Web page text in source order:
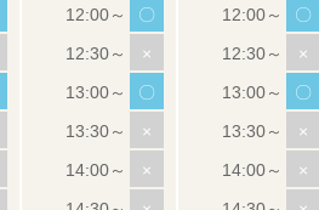
〇
×
〇
×
×
〇
×
〇
×
×